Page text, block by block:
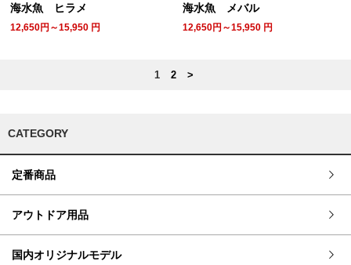
海水魚 ヒラメ
12,650円～15,950 円
海水魚 メバル
12,650円～15,950 円
1 2 >
CATEGORY
定番商品
アウトドア用品
国内オリジナルモデル